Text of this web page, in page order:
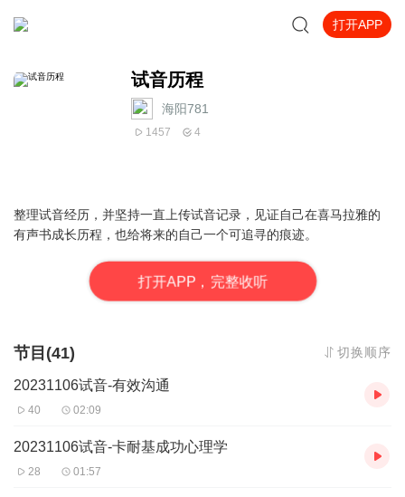
打开APP
试音历程
海阳781
1457 4
整理试音经历，并坚持一直上传试音记录，见证自己在喜马拉雅的
有声书成长历程，也给将来的自己一个可追寻的痕迹。
打开APP，完整收听
节目(41) 切换顺序
20231106试音-有效沟通
40 02:09
20231106试音-卡耐基成功心理学
28 01:57